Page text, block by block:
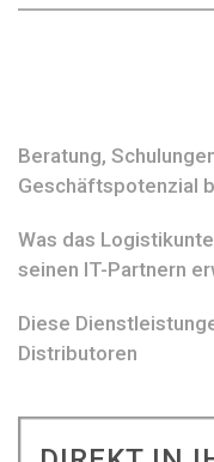
Beratung,
Geschäftspotenzial
Was das
seinen IT-Partnern
Diese
Distributoren